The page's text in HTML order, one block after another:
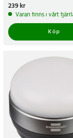
Pris:239 kr
239 kr
Varan finns i vårt
Köp